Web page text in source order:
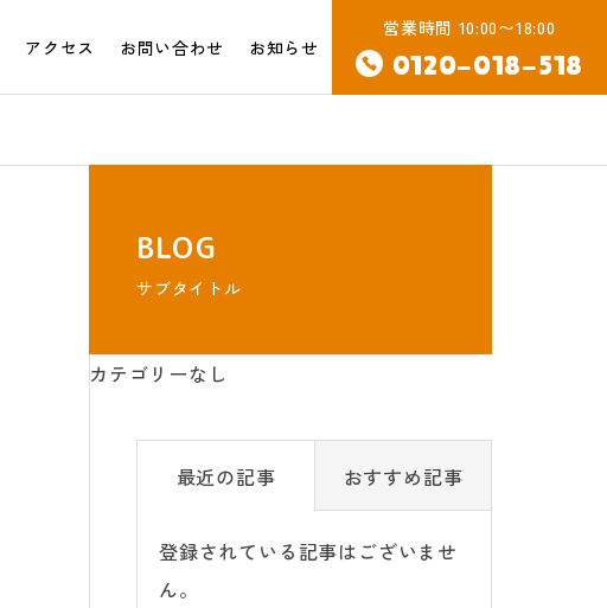
アクセス お問い合わせ お知らせ
営業時間 10:00〜18:00
0120-018-518
BLOG
サブタイトル
カテゴリーなし
最近の記事 おすすめ記事
登録されている記事はございませ
ん。